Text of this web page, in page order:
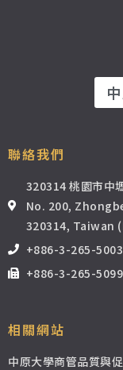
聯絡我們
320314 桃園市中
No. 200,
320314, Taiwan
+886-3-265-5003
+886-3-265-5099
相關網站
中原大學商管品質與